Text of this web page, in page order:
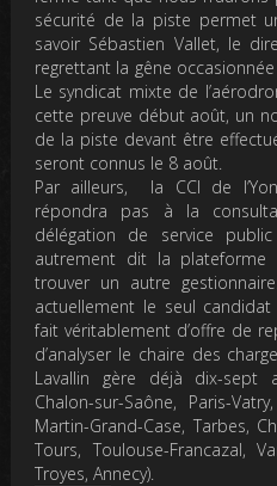
sécurité de la piste permet
savoir Sébastien Vallet, le
regrettant la gêne
Le syndicat mixte de
cette preuve début août, un
de la piste devant être
seront connus le 8 août.
Par ailleurs, la CCI de
répondra pas à la
délégation de service
autrement dit la plateforme
trouver un autre gestionnaire
actuellement le seul
fait véritablement d’offre de
d’analyser le chaire des
Lavallin gère déjà dix-sept
Chalon-sur-Saône, Paris-
Martin-Grand-Case, Tarbes,
Tours, Toulouse-Francazal,
Troyes, Annecy).